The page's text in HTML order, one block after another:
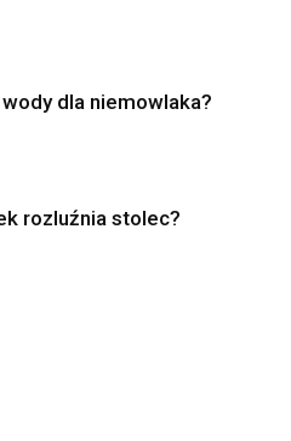
dla niemowlaka?
rozluźnia stolec?